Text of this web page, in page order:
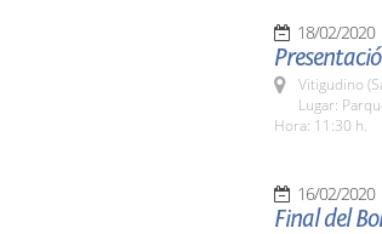
18/02/2020
Vitigudino
Lugar:
Hora: 11:30 h.
16/02/2020
Final del